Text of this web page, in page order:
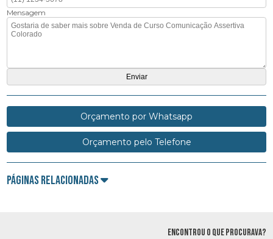
Mensagem
Orçamento por Whatsapp
Orçamento pelo Telefone
Páginas Relacionadas
ENCONTROU O QUE PROCURAVA?